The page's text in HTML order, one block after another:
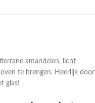
amandelen, licht
te brengen. Heerlijk door
glas!